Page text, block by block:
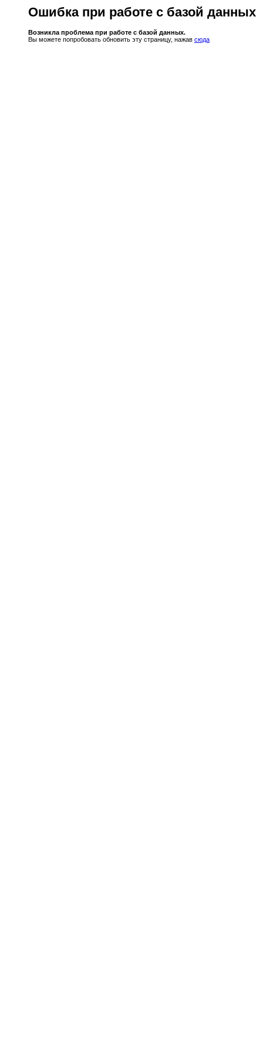
Ошибка при работе с базой данных
Возникла проблема при работе с базой данных.
Вы можете попробовать обновить эту страницу, нажав сюда